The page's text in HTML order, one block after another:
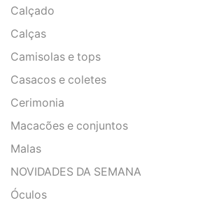
Calçado
Calças
Camisolas e tops
Casacos e coletes
Cerimonia
Macacões e conjuntos
Malas
NOVIDADES DA SEMANA
Óculos